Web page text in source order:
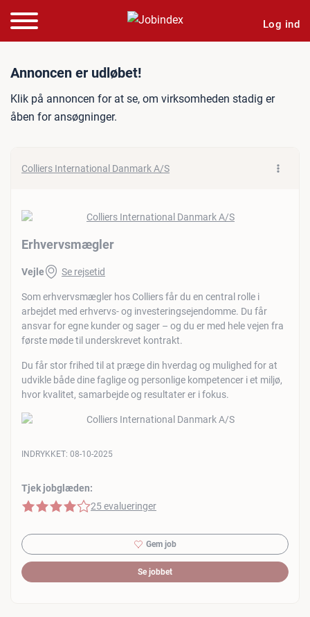
Log ind
Jobannonce:
Annoncen er udløbet!
Klik på annoncen for at se, om virksomheden stadig er
åben for ansøgninger.
Colliers International Danmark A/S
Erhvervsmægler
Vejle Se rejsetid
Som erhvervsmægler hos Colliers får du en central rolle i
arbejdet med erhvervs- og investeringsejendomme. Du får
ansvar for egne kunder og sager – og du er med hele vejen fra
første møde til underskrevet kontrakt.
Du får stor frihed til at præge din hverdag og mulighed for at
udvikle både dine faglige og personlige kompetencer i et miljø,
hvor kvalitet, samarbejde og resultater er i fokus.
Tjek jobglæden:
4 af 5 stjerner
25 evalueringer
INDRYKKET: 08-10-2025
Gem job
Se jobbet